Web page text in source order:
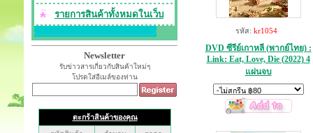
รายการสินค้าทั้งหมดในเว็บ
Newsletter
รับข่าวสารเกี่ยวกับสินค้าใหม่ๆ
โปรดใส่อีเมล์ของท่าน
รหัส: kr1054
DVD ซีรีย์เกาหลี (พากย์ไทย) :
Link: Eat, Love, Die (2022) 4
แผ่นจบ